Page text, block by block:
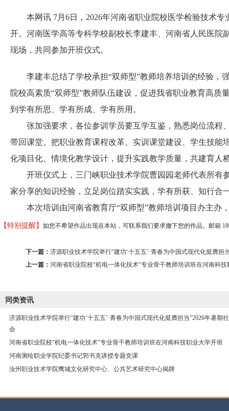
本网讯 7月6日，2026年河南省职业院校医学检验技术专
开。河南医学高等专科学校副校长李建丰、河南省人民医院
现场，共同参加开班仪式。
李建丰总结了学校承担“双师型”教师培养培训的经验，
院校高素质“双师型”教师队伍建设，促进我省职业教育高
到学有所思、学有所成、学有所用。
张加强要求，各位参训学员要互学互鉴，熟悉岗位流程
带回课堂。把职业教育课程改革、实训课堂建设、学生技
化项目化、情境化教学设计，提升实践教学质量，共建育人
开班仪式上，三门峡职业技术学院曹园园老师代表所有
家分享的知识经验，立足岗位踏实实践，学有所获、知行合
本次培训由河南省教育厅“双师型”教师培训项目办主办
【特别提醒】 如您不希望作品出现在本站，可联系我们要求撤下您的作品。邮箱
下一篇： 济源职业技术学院举行“建功‘十五五’·青春为中国式现代化挺膺担
上一篇： 河南省职业院校“机电一体化技术”专业骨干教师培训班在河南科
同类资讯
济源职业技术学院举行“建功‘十五五’·青春为中国式现代化挺膺担当”2026年暑期社
会
河南省职业院校“机电一体化技术”专业骨干教师培训班在河南科技职业大学开班
河南测绘职业学院纪委书记郭书克讲授专题党课
汝州职业技术学院鹰城文化研究中心、公共艺术研究中心揭牌